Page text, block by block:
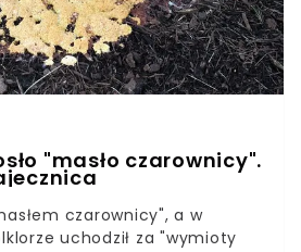
"masło czarownicy".
czarownicy", a w
uchodził za "wymioty